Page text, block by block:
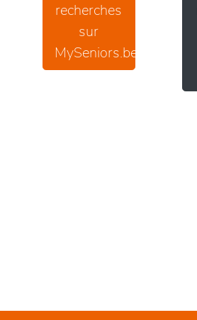
recherches
sur
MySeniors.be